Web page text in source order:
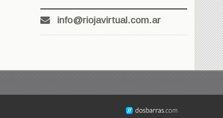
info@riojavirtual.com.ar